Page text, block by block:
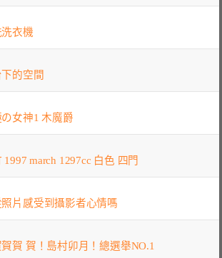
衣機
的空間
女神1 木魔爵
march 1297cc 白色 四門
片感受到攝影者心情嗎
賀 賀！島村卯月！總選舉NO.1